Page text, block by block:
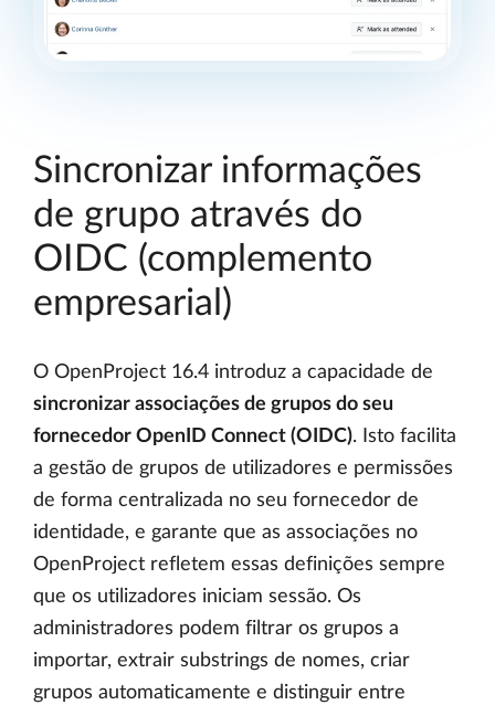
Sincronizar informações
de grupo através do
OIDC (complemento
empresarial)
O OpenProject 16.4 introduz a capacidade de
sincronizar associações de grupos do seu
fornecedor OpenID Connect (OIDC). Isto facilita
a gestão de grupos de utilizadores e permissões
de forma centralizada no seu fornecedor de
identidade, e garante que as associações no
OpenProject refletem essas definições sempre
que os utilizadores iniciam sessão. Os
administradores podem filtrar os grupos a
importar, extrair substrings de nomes, criar
grupos automaticamente e distinguir entre